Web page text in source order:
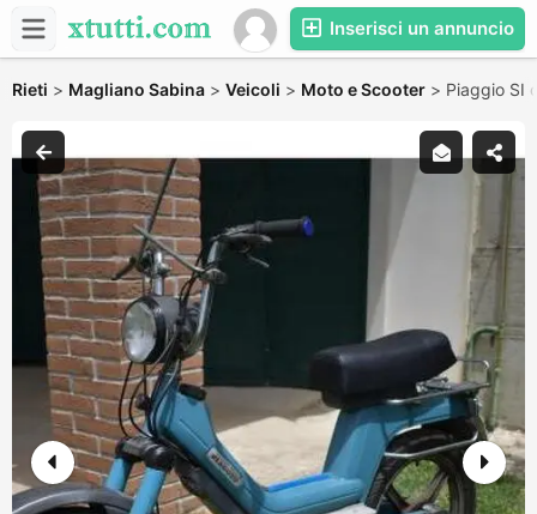
Inserisci un annuncio
Rieti > Magliano Sabina > Veicoli > Moto e Scooter > Piaggio SI